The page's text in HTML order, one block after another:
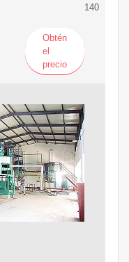
140
Obtén
el
precio